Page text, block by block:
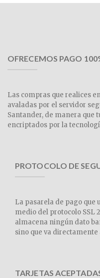
OFRECEMOS PAGO
Las compras que realices
avaladas por el servidor
Santander, de manera que
encriptados por la
PROTOCOLO DE
La pasarela de pago
medio del protocolo SSL
almacena ningún dato
sino que va
TARJETAS